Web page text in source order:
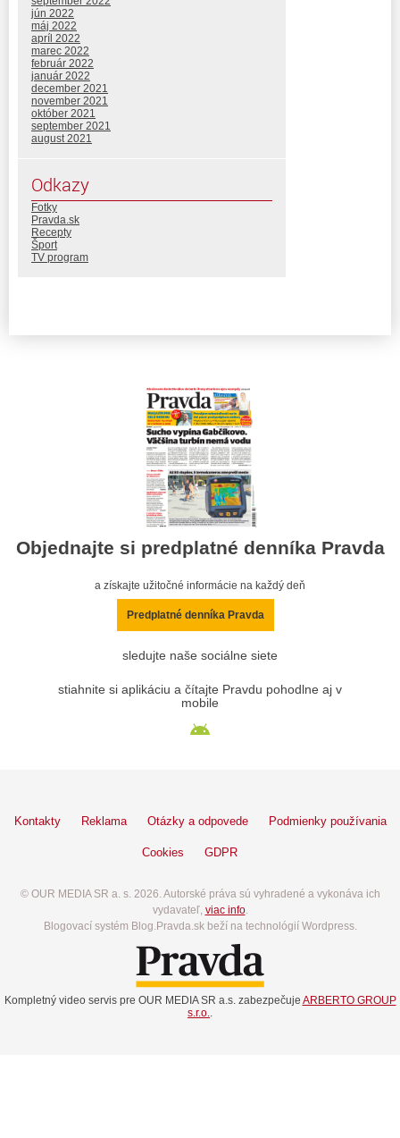
jún 2022
máj 2022
apríl 2022
marec 2022
február 2022
január 2022
december 2021
november 2021
október 2021
september 2021
august 2021
Odkazy
Fotky
Pravda.sk
Recepty
Šport
TV program
Objednajte si predplatné denníka Pravda
a získajte užitočné informácie na každý deň
Predplatné denníka Pravda
sledujte naše sociálne siete
stiahnite si aplikáciu a čítajte Pravdu pohodlne aj v
mobile
Kontakty Reklama Otázky a odpovede Podmienky používania
Cookies GDPR
© OUR MEDIA SR a. s. 2026. Autorské práva sú vyhradené a vykonáva ich
vydavateľ, viac info.
Blogovací systém Blog.Pravda.sk beží na technológií Wordpress.
Kompletný video servis pre OUR MEDIA SR a.s. zabezpečuje ARBERTO GROUP
s.r.o..